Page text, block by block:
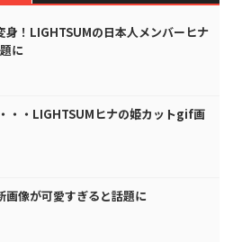
身！LIGHTSUMの日本人メンバーヒナ
に
・・LIGHTSUMヒナの姫カットgif画
画像が可愛すぎると話題に